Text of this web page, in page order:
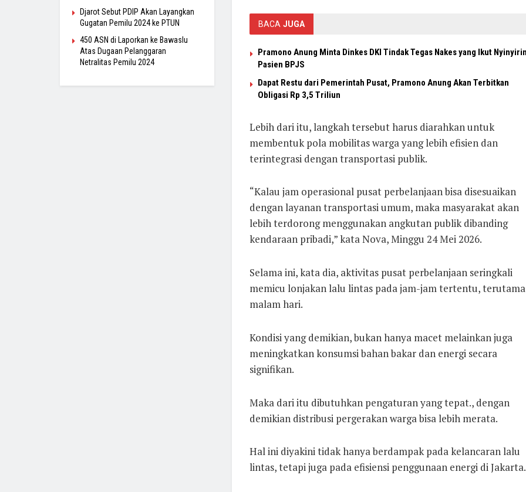
BACA JUGA
Pramono Anung Minta Dinkes DKI Tindak Tegas Nakes yang Ikut Nyinyirin
Pasien BPJS
Dapat Restu dari Pemerintah Pusat, Pramono Anung Akan Terbitkan
Obligasi Rp 3,5 Triliun
Lebih dari itu, langkah tersebut harus diarahkan untuk
membentuk pola mobilitas warga yang lebih efisien dan
terintegrasi dengan transportasi publik.
“Kalau jam operasional pusat perbelanjaan bisa disesuaikan
dengan layanan transportasi umum, maka masyarakat akan
lebih terdorong menggunakan angkutan publik dibanding
kendaraan pribadi,” kata Nova, Minggu 24 Mei 2026.
Selama ini, kata dia, aktivitas pusat perbelanjaan seringkali
memicu lonjakan lalu lintas pada jam-jam tertentu,
malam hari.
Kondisi yang demikian, bukan hanya macet melainkan juga
meningkatkan konsumsi bahan bakar dan energi secara
signifikan.
Maka dari itu dibutuhkan pengaturan yang tepat., dengan
demikian distribusi pergerakan warga bisa lebih merata.
Hal ini diyakini tidak hanya berdampak pada kelancaran lalu
lintas, tetapi juga pada efisiensi penggunaan energi di Jakarta.
Djarot Sebut PDIP Akan Layangkan
Gugatan Pemilu 2024 ke PTUN
450 ASN di Laporkan ke Bawaslu
Atas Dugaan Pelanggaran
Netralitas Pemilu 2024